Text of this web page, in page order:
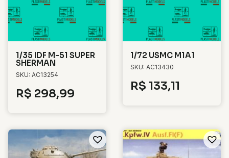
1/35 IDF M-51 SUPER
SHERMAN
SKU: AC13254
R$ 298,99
1/72 USMC M1A1
SKU: AC13430
R$ 133,11